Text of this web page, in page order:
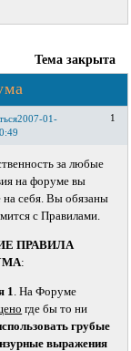
Тема закрыта
1
2007-01-
за любые
на форуме вы
на себя. Вы обязаны
с Правилами.
ПРАВИЛА
:
1. На Форуме
где бы то ни
грубые
выражения